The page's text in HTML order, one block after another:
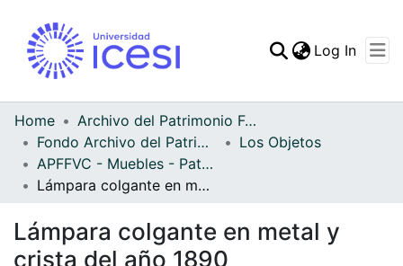
Statistics
Log In
Home
Archivo del Patrimonio Fotográfico y Fílmico del Valle del Cauca
Fondo Archivo del Patrimonio Fotográfico y Fílmico del Valle del Cauca
Los Objetos
APFFVC - Muebles - Patrimonial
Lámpara colgante en metal y crista del año 1890
Lámpara colgante en metal y
crista del año 1890